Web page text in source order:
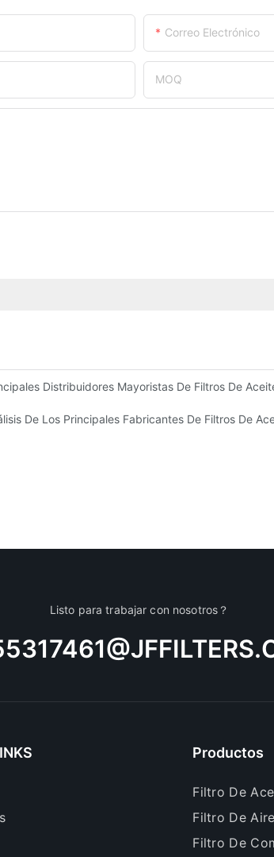
Correo Electrónico
MOQ
CompletaDistribuidores Mayoristas De Filtros De
Y Trucos
De Los Principales Fabricantes De Filtros De
Listo para trabajar con nosotros？
Productos
Filtro De
Filtro De Aire
Filtro De